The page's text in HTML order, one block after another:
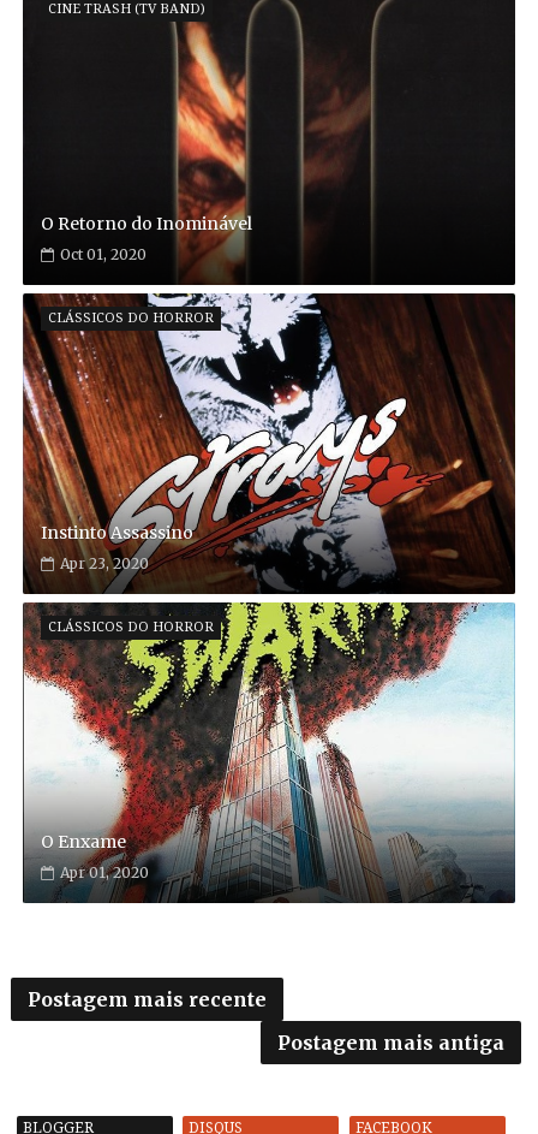
CINE TRASH (TV BAND)
O Retorno do Inominável
Oct 01, 2020
CLÁSSICOS DO HORROR
Instinto Assassino
Apr 23, 2020
CLÁSSICOS DO HORROR
O Enxame
Apr 01, 2020
Postagem mais recente
Postagem mais antiga
BLOGGER DISQUS FACEBOOK